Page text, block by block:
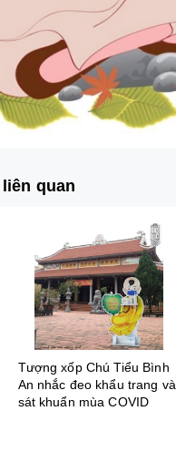
quan
Tượng xốp Chú Tiểu Bình
An nhắc đeo khẩu trang và
sát khuẩn mùa COVID